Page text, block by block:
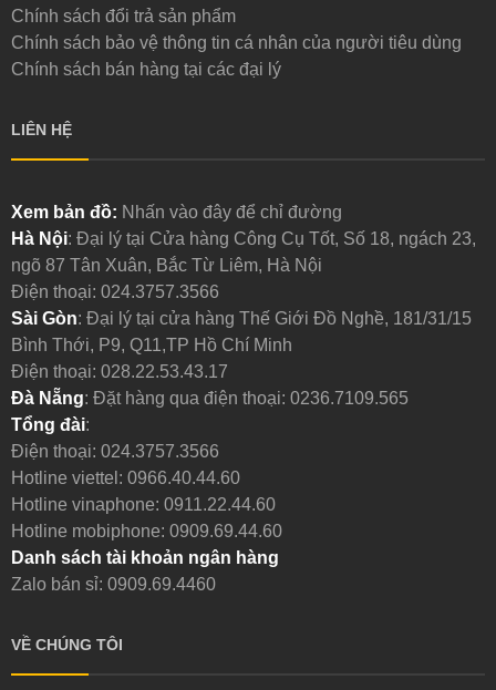
Chính sách đổi trả sản phẩm
Chính sách bảo vệ thông tin cá nhân của người tiêu dùng
Chính sách bán hàng tại các đại lý
LIÊN HỆ
Xem bản đồ: Nhấn vào đây để chỉ đường
Hà Nội: Đại lý tại Cửa hàng Công Cụ Tốt, Số 18, ngách 23,
ngõ 87 Tân Xuân, Bắc Từ Liêm, Hà Nội
Điện thoại: 024.3757.3566
Sài Gòn: Đại lý tại cửa hàng Thế Giới Đồ Nghề, 181/31/15
Bình Thới, P9, Q11,TP Hồ Chí Minh
Điện thoại: 028.22.53.43.17
Đà Nẵng: Đặt hàng qua điện thoại: 0236.7109.565
Tổng đài:
Điện thoại: 024.3757.3566
Hotline viettel: 0966.40.44.60
Hotline vinaphone: 0911.22.44.60
Hotline mobiphone: 0909.69.44.60
Danh sách tài khoản ngân hàng
Zalo bán sỉ: 0909.69.4460
VỀ CHÚNG TÔI